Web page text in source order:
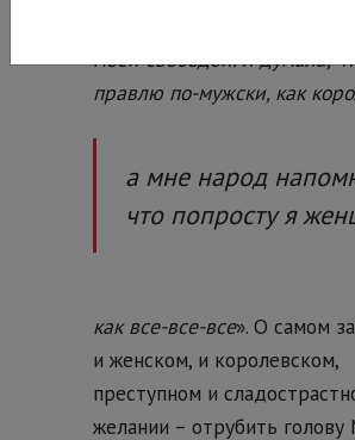
моей свободой. Я думала,
правлю по-мужски, как
а мне народ
что попросту я
как все-все-все». О самом
и женском, и королевском,
преступном и
желании – отрубить голову